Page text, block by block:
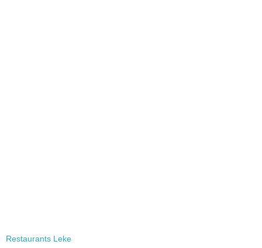
Restaurants Leke